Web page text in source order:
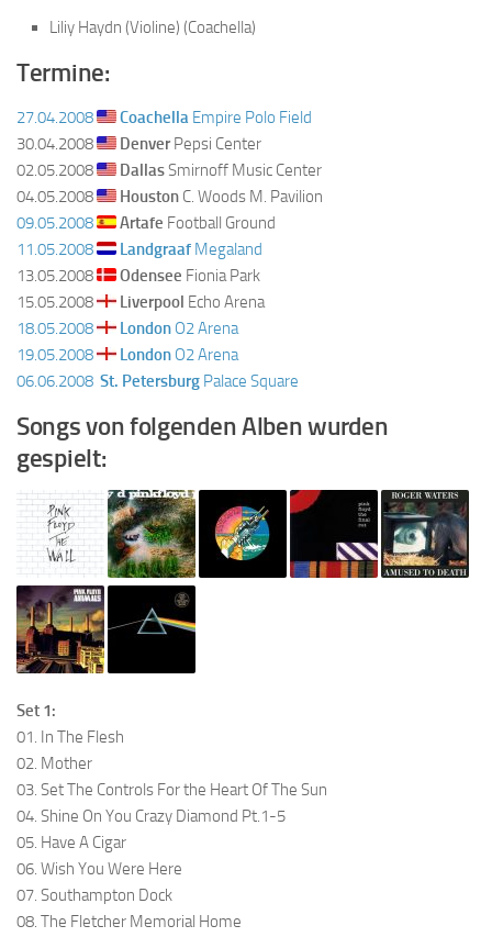
Liliy Haydn (Violine) (Coachella)
Termine:
27.04.2008 Coachella Empire Polo Field
30.04.2008
DenverPepsi Center
02.05.2008
DallasSmirnoff Music Center
04.05.2008
Houston C. Woods M. Pavilion
09.05.2008
Artafe Football Ground
11.05.2008
Landgraaf Megaland
13.05.2008
Odensee Fionia Park
15.05.2008
Liverpool Echo Arena
18.05.2008
London O2 Arena
19.05.2008
London O2 Arena
06.06.2008 St. Petersburg Palace Square
Songs von folgenden Alben wurden
gespielt:
Set 1:
01. In The Flesh
02. Mother
03. Set The Controls For the Heart Of The Sun
04. Shine On You Crazy Diamond Pt.1-5
05. Have A Cigar
06. Wish You Were Here
07. Southampton Dock
08. The Fletcher Memorial Home